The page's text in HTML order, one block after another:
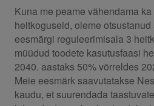
Kuna me peame vähendama
heitkoguseid, oleme
eesmärgi reguleerimisala 3
müüdud toodete kasutusfaasi
2040. aastaks 50% võrreldes
Meie eesmärk saavutatakse
kaudu, et suurendada